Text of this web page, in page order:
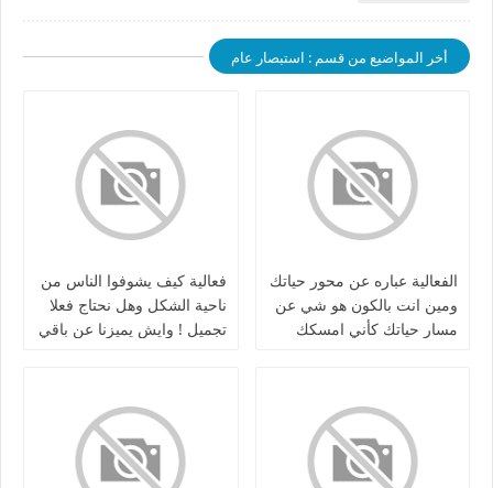
أخر المواضيع من قسم : استبصار عام
الفعالية عباره عن محور حياتك
ومين انت بالكون هو شي عن
مسار حياتك كأني امسكك
فعالية كيف يشوفوا الناس من
ناحية الشكل وهل نحتاج فعلا
تجميل ! وايش يميزنا عن باقي